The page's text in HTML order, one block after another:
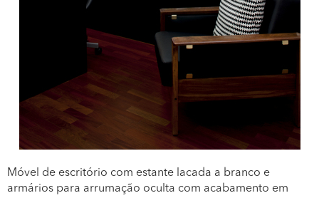
Móvel de escritório com estante lacada a branco e
armários para arrumação oculta com acabamento em